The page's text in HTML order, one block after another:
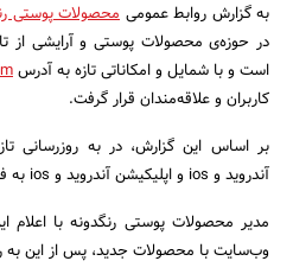
به گزارش روابط عمومی محصولات پوستی
در حوزه‌ی محصولات پوستی و آرایشی از
است و با شمایل و امکاناتی تازه به آدرس
کاربران و علاقه‌مندان قرار گرفت.
بر اساس این گزارش، در به روزرسانی
آندروید و ios و اپلیکیشن آندروید و ios به فهرست وبسایت اضافه شده است.
مدیر محصولات پوستی رنگدونه با
وب‌سایت با محصولات جدید، پس از این به